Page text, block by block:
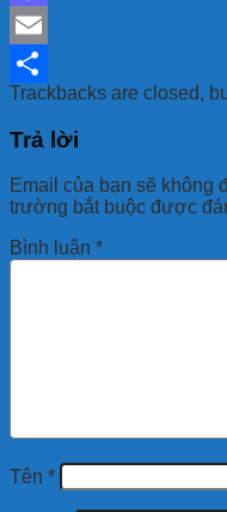
Mastodon
Email
Share
Trackbacks are closed,
Trả lời
Email của bạn sẽ không
trường bắt buộc được
Bình luận *
Tên *